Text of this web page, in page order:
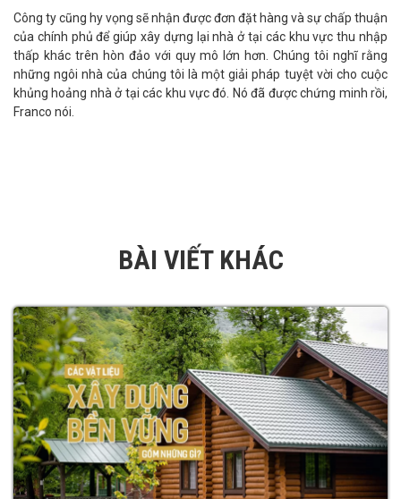
Công ty cũng hy vọng sẽ nhận được đơn đặt hàng và sự chấp thuận
của chính phủ để giúp xây dựng lại nhà ở tại các khu vực thu nhập
thấp khác trên hòn đảo với quy mô lớn hơn. Chúng tôi nghĩ rằng
những ngôi nhà của chúng tôi là một giải pháp tuyệt vời cho cuộc
khủng hoảng nhà ở tại các khu vực đó. Nó đã được chứng minh rồi,
Franco nói.
BÀI VIẾT KHÁC